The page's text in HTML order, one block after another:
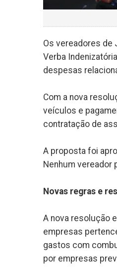
Os vereadores de
Verba
despesas
Com a nova
veículos e
contratação de
A proposta foi
Nenhum vereador
Novas regras e
A nova resolução
empresas
gastos com
por empresas